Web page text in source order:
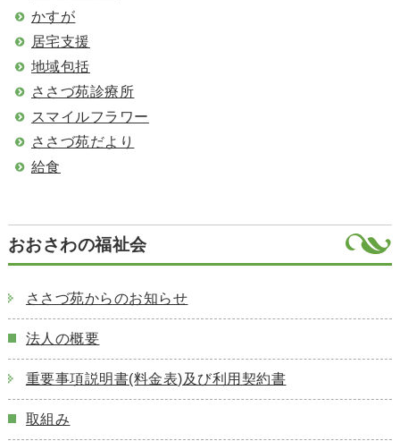
かすが
居宅支援
地域包括
ささづ苑診療所
スマイルフラワー
ささづ苑だより
給食
おおさわの福祉会
ささづ苑からのお知らせ
法人の概要
重要事項説明書(料金表)及び利用契約書
取組み